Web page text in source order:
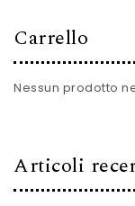
Carrello
Nessun prodotto
Articoli